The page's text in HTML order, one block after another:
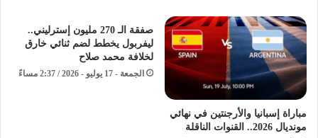
مباراة إسبانيا والأرجنتين في نهائي
مونديال 2026.. القنوات الناقلة
صفقة الـ 270 مليون إسترليني..
ليفربول يخطط لضم ثنائي خارق
لخلافة محمد صلاح
الجمعة - 17 يوليو - 2026 / 2:37 مساءً